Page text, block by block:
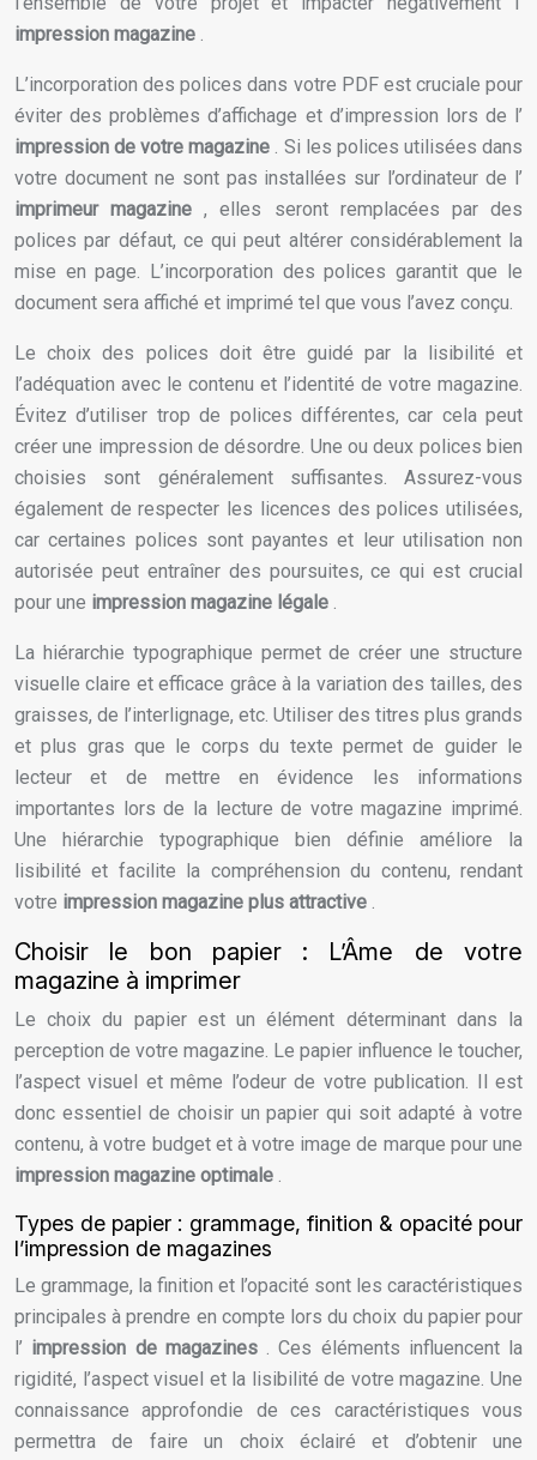
impression magazine .
L’incorporation des polices dans votre PDF est cruciale pour
éviter des problèmes d’affichage et d’impression lors de l’
impression de votre magazine. Si les polices utilisées dans
votre document ne sont pas installées sur l’ordinateur de l’
imprimeur magazine, elles seront remplacées par des
polices par défaut, ce qui peut altérer considérablement la
mise en page. L’incorporation des polices garantit que le
document sera affiché et imprimé tel que vous l’avez conçu.
Le choix des polices doit être guidé par la lisibilité et
l’adéquation avec le contenu et l’identité de votre magazine.
Évitez d’utiliser trop de polices différentes, car cela peut
créer une impression de désordre. Une ou deux polices bien
choisies sont généralement suffisantes. Assurez-vous
également de respecter les licences des polices utilisées,
car certaines polices sont payantes et leur utilisation non
autorisée peut entraîner des poursuites, ce qui est crucial
pour une impression magazine légale .
La hiérarchie typographique permet de créer une structure
visuelle claire et efficace grâce à la variation des tailles, des
graisses, de l’interlignage, etc. Utiliser des titres plus grands
et plus gras que le corps du texte permet de guider le
lecteur et de mettre en évidence les informations
importantes lors de la lecture de votre magazine imprimé.
Une hiérarchie typographique bien définie améliore la
lisibilité et facilite la compréhension du contenu, rendant
votre impression magazine plus attractive .
Choisir le bon papier : L’Âme de votre
magazine à imprimer
Le choix du papier est un élément déterminant dans la
perception de votre magazine. Le papier influence le toucher,
l’aspect visuel et même l’odeur de votre publication. Il est
donc essentiel de choisir un papier qui soit adapté à votre
contenu, à votre budget et à votre image de marque pour une
impression magazine optimale .
Types de papier : grammage, finition & opacité pour
l’impression de magazines
Le grammage, la finition et l’opacité sont les caractéristiques
principales à prendre en compte lors du choix du papier pour
l’ impression de magazines . Ces éléments influencent la
rigidité, l’aspect visuel et la lisibilité de votre magazine. Une
connaissance approfondie de ces caractéristiques vous
permettra de faire un choix éclairé et d’obtenir une